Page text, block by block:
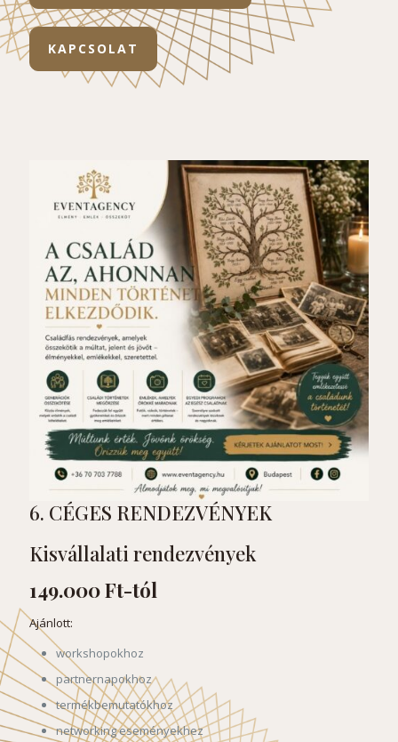
KAPCSOLAT
6. CÉGES RENDEZVÉNYEK
Kisvállalati rendezvények
149.000 Ft-tól
Ajánlott:
workshopokhoz
partnernapokhoz
termékbemutatókhoz
networking eseményekhez